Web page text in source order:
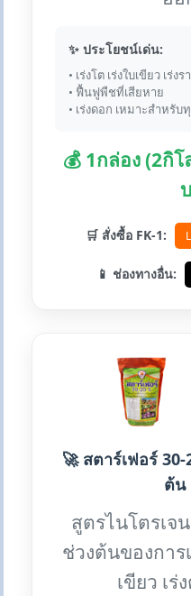
✨ ประโยชน์เด่น:
• เร่งโต เร่งใบเขียว เร่งร
• ฟื้นฟูพืชที่เสียหาย
• เร่งดอก เหมาะสำหรับ
💰 1กล่อง (2กิ
🛒 สั่งซื้อ FK-1:
📱 ช่องทางอื่น:
🚀 สตาร์เฟอร์ 30-
ต้น
สูตรไนโตรเจ
ช่วงต้นของการ
เขียว เร่